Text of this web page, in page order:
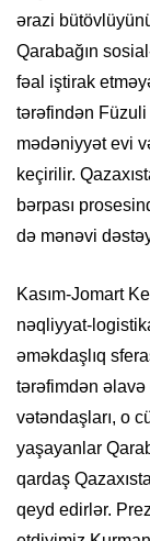
ərazi
Qarabağın
fəal iştirak
tərəfindən Füzuli
mədəniyyət evi
keçirilir.
bərpası
də mənəvi
Kasım-Jomart
nəqliyyat-
əməkdaşlıq
tərəfimdən əlavə
vətəndaşları, o
yaşayanlar
qardaş
qeyd edirlər.